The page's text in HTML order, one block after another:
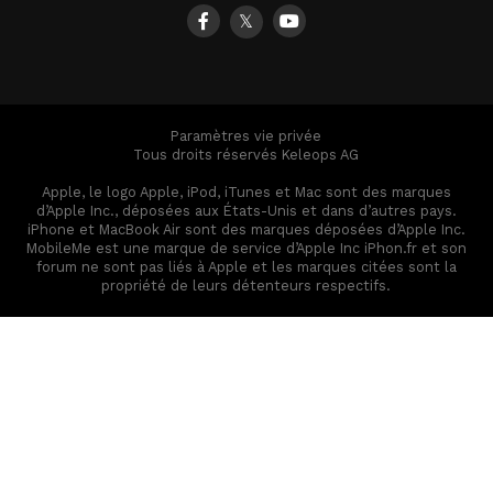
𝕏
Paramètres vie privée
Tous droits réservés Keleops AG
Apple, le logo Apple, iPod, iTunes et Mac sont des marques
d’Apple Inc., déposées aux États-Unis et dans d’autres pays.
iPhone et MacBook Air sont des marques déposées d’Apple Inc.
MobileMe est une marque de service d’Apple Inc iPhon.fr et son
forum ne sont pas liés à Apple et les marques citées sont la
propriété de leurs détenteurs respectifs.